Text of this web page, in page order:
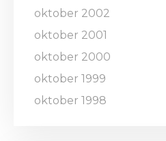
oktober 2002
oktober 2001
oktober 2000
oktober 1999
oktober 1998